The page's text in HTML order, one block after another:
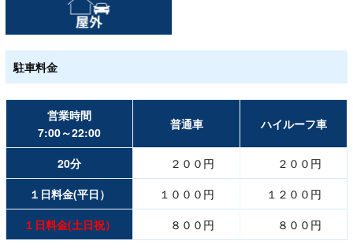
駐車料金
営業時間
7:00～22:00
普通車 ハイルーフ車
20分 ２００円
２００円
１日料金(平日）
１０００円
１２００円
１日料金(土日祝） ８００円 ８００円